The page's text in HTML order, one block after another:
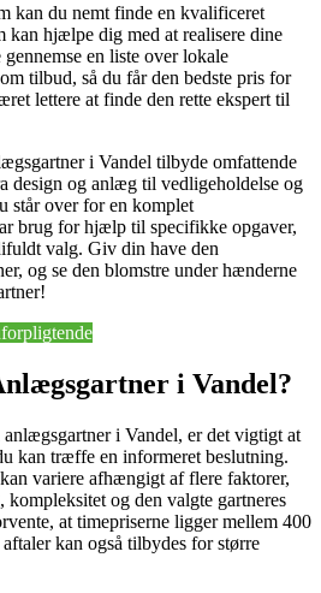
kan du nemt finde en kvalificeret
kan hjælpe dig med at realisere dine
en liste over lokale
tilbud, så du får den bedste pris for
lettere at finde den rette ekspert til
i Vandel tilbyde omfattende
design og anlæg til vedligeholdelse og
står over for en komplet
brug for hjælp til specifikke opgaver,
valg. Giv din have den
og se den blomstre under hænderne
i Vandel?
i Vandel, er det vigtigt at
kan træffe en informeret beslutning.
variere afhængigt af flere faktorer,
kompleksitet og den valgte gartneres
at timepriserne ligger mellem 400
kan også tilbydes for større